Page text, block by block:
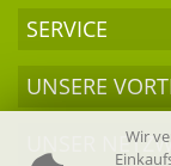
Wir
SERVICE
UNSERE
UNSER